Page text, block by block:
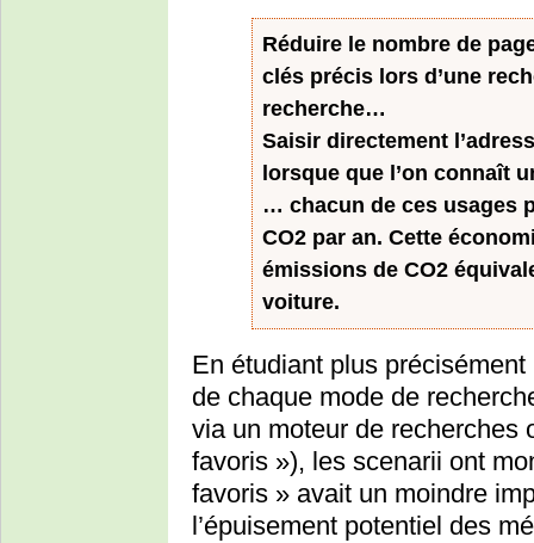
Réduire le nombre de
clés précis lors d’une
recherche…
Saisir directement
lorsque que l’on connaît
… chacun de ces usages
CO2 par an. Cette
émissions de CO2
voiture.
En étudiant plus
de chaque mode de
via un moteur de recherches
favoris »), les scenarii ont
favoris » avait un moindre
l’épuisement potentiel des